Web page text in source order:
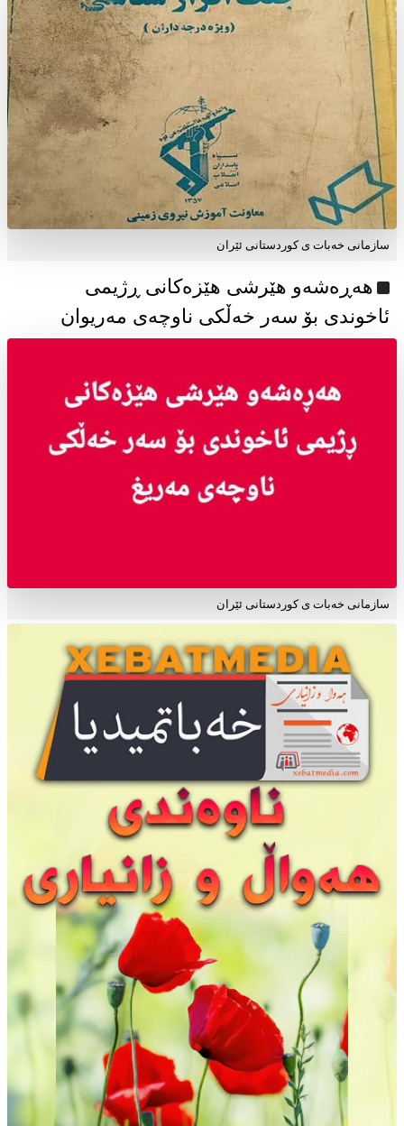
سازمانی خەبات ی كوردستانی ئێران
هەڕەشەو هێرشی هێزەکانی ڕژیمی
ئاخوندی بۆ سەر خەڵکی ناوچەی مەریوان
سازمانی خەبات ی کوردستانی ئێران